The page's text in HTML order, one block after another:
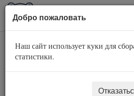
AuBook.org
Силовики.
Лаврентий
Добро пожаловать
Наш сайт использует куки для
статистики.